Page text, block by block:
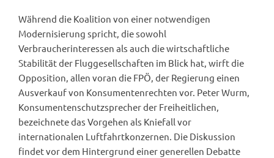
Während die Koalition von einer notwendigen
Modernisierung spricht, die sowohl
Verbraucherinteressen als auch die wirtschaftliche
Stabilität der Fluggesellschaften im Blick hat, wirft die
Opposition, allen voran die FPÖ, der Regierung einen
Ausverkauf von Konsumentenrechten vor. Peter Wurm,
Konsumentenschutzsprecher der Freiheitlichen,
bezeichnete das Vorgehen als Kniefall vor
internationalen Luftfahrtkonzernen. Die Diskussion
findet vor dem Hintergrund einer generellen Debatte